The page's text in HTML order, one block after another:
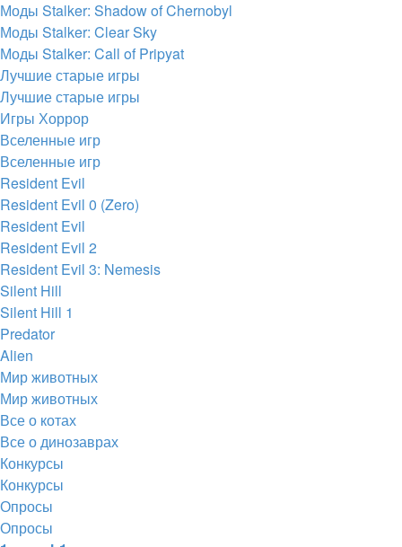
Моды Stalker: Shadow of Chernobyl
Моды Stalker: Clear Sky
Моды Stalker: Call of Pripyat
Лучшие старые игры
Лучшие старые игры
Игры Хоррор
Вселенные игр
Вселенные игр
Resident Evil
Resident Evil 0 (Zero)
Resident Evil
Resident Evil 2
Resident Evil 3: Nemesis
Silent Hill
Silent Hill 1
Predator
Alien
Мир животных
Мир животных
Все о котах
Все о динозаврах
Конкурсы
Конкурсы
Опросы
Опросы